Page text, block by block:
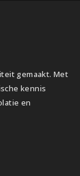
gemaakt. Met
kennis
en